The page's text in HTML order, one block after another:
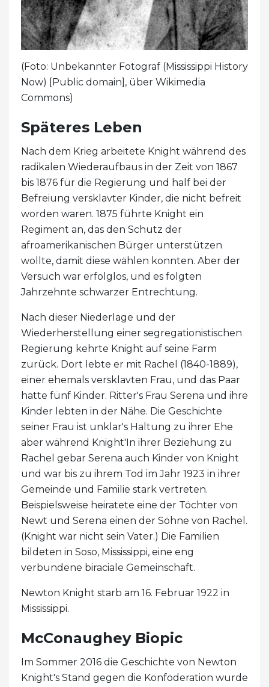
(Foto: Unbekannter Fotograf (Mississippi History
Now) [Public domain], über Wikimedia
Commons)
Späteres Leben
Nach dem Krieg arbeitete Knight während des
radikalen Wiederaufbaus in der Zeit von 1867
bis 1876 für die Regierung und half bei der
Befreiung versklavter Kinder, die nicht befreit
worden waren. 1875 führte Knight ein
Regiment an, das den Schutz der
afroamerikanischen Bürger unterstützen
wollte, damit diese wählen konnten. Aber der
Versuch war erfolglos, und es folgten
Jahrzehnte schwarzer Entrechtung.
Nach dieser Niederlage und der
Wiederherstellung einer segregationistischen
Regierung kehrte Knight auf seine Farm
zurück. Dort lebte er mit Rachel (1840-1889),
einer ehemals versklavten Frau, und das Paar
hatte fünf Kinder. Ritter's Frau Serena und ihre
Kinder lebten in der Nähe. Die Geschichte
seiner Frau ist unklar's Haltung zu ihrer Ehe
aber während Knight'In ihrer Beziehung zu
Rachel gebar Serena auch Kinder von Knight
und war bis zu ihrem Tod im Jahr 1923 in ihrer
Gemeinde und Familie stark vertreten.
Beispielsweise heiratete eine der Töchter von
Newt und Serena einen der Söhne von Rachel.
(Knight war nicht sein Vater.) Die Familien
bildeten in Soso, Mississippi, eine eng
verbundene biraciale Gemeinschaft.
Newton Knight starb am 16. Februar 1922 in
Mississippi.
McConaughey Biopic
Im Sommer 2016 die Geschichte von Newton
Knight's Stand gegen die Konföderation wurde